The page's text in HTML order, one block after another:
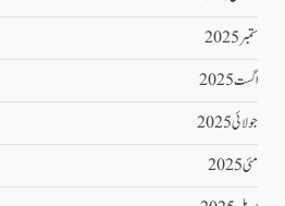
ستمبر 2025
اگست 2025
جولائی 2025
مئی 2025